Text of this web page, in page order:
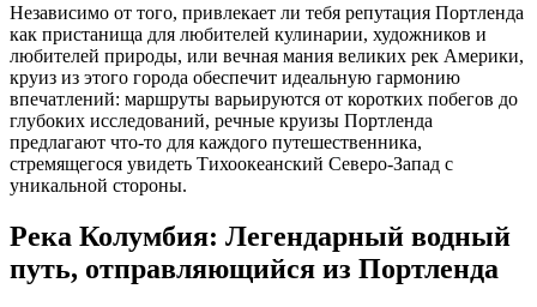
Независимо от того, привлекает ли тебя репутация Портленда
как пристанища для любителей кулинарии, художников и
любителей природы, или вечная мания великих рек Америки,
круиз из этого города обеспечит идеальную гармонию
впечатлений: маршруты варьируются от коротких побегов до
глубоких исследований, речные круизы Портленда
предлагают что-то для каждого путешественника,
стремящегося увидеть Тихоокеанский Северо-Запад с
уникальной стороны.
Река Колумбия: Легендарный водный
путь, отправляющийся из Портленда